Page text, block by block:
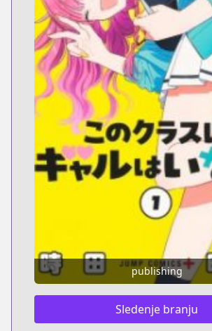
publishing
Sledenje branju